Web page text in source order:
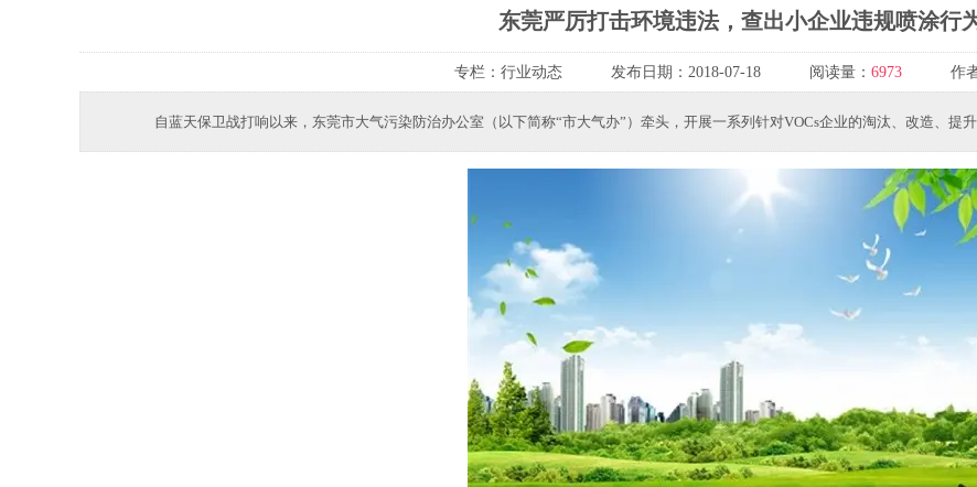
东莞严厉打击环境违法，查出小企业违规喷涂行
专栏： 行业动态 发布日期： 2018-07-18 阅读量： 6973 作
自蓝天保卫战打响以来，东莞市大气污染防治办公室（以下简称“市大气办”）牵头，开展一系列针对VOCs企业的淘汰、改造、提升